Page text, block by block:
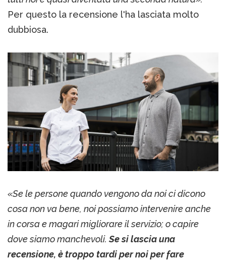
Per questo la recensione l'ha lasciata molto
dubbiosa.
«Se le persone quando vengono da noi ci dicono
cosa non va bene, noi possiamo intervenire anche
in corsa e magari migliorare il servizio; o capire
dove siamo manchevoli.Se si lascia una
recensione, è troppo tardi per noi per fare